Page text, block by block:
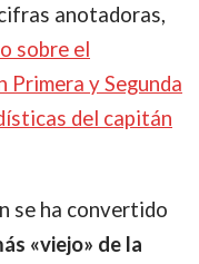
anotadoras,
sobre el
y Segunda
del capitán
se ha convertido
«viejo» de la